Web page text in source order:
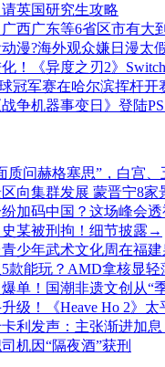
英国研究生攻略
西广东等6省区市有大
漫?海外观众嫌日漫太
！《异度之刃2》
冠军赛在哈尔滨挥杆开
争机器事变日》登陆
质问赫格塞思”，白宫
向集群发展 蒙晋宁8家
加码中国？这场峰会
某被刑拘！细节披露→
青少年武术文化周在福
款能玩？AMD拿核显轻
单！国潮非遗文创从“
级！《Heave Ho 2》
利发声：主张渐进加
机因“隔夜酒”获刑